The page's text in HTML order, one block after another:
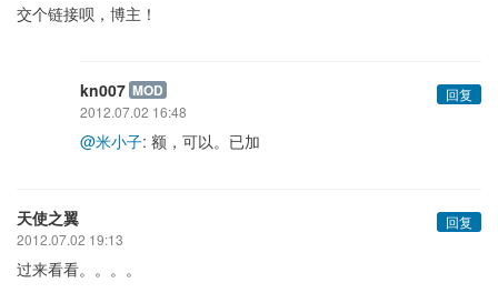
交个链接呗，博主！
kn007 MOD
回复
2012.07.02 16:48
@米小子: 额，可以。已加
天使之翼
回复
2012.07.02 19:13
过来看看。。。。